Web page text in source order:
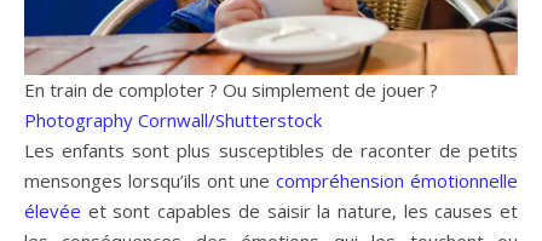
En train de comploter ? Ou simplement de jouer ?
Photography Cornwall/Shutterstock
Les enfants sont plus susceptibles de raconter de petits
mensonges lorsqu’ils ont unecompréhension émotionnelle
élevée et sont capables de saisir la nature, les causes et